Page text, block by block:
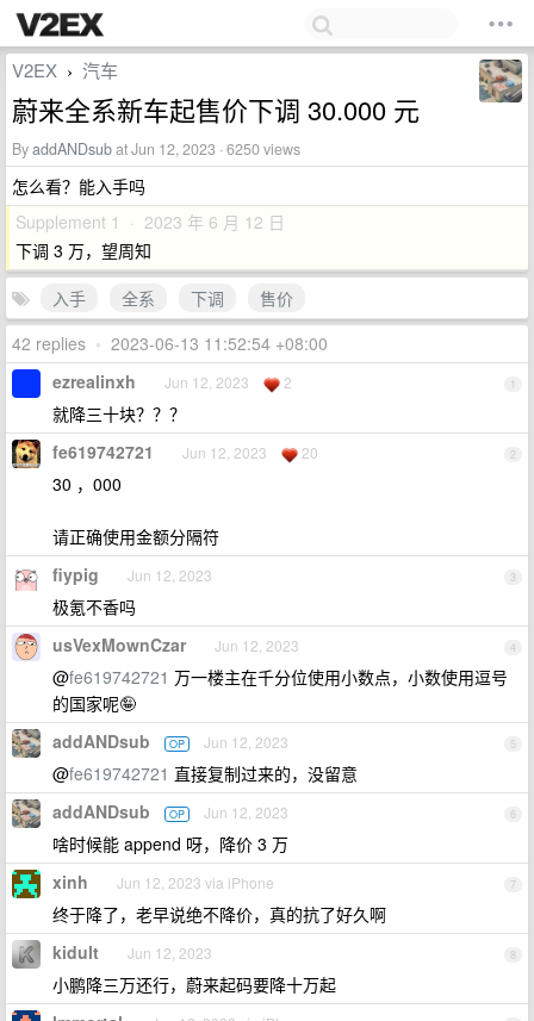
V2EX › 汽车
蔚来全系新车起售价下调 30.000 元
ByaddANDsubat Jun 12, 2023 · 6250 views
怎么看？能入手吗
Supplement 1 · 2023 年 6 月 12 日
下调 3 万，望周知
入手
全系 下调
售价
42 replies • 2023-06-13 11:52:54 +08:00
1
ezrealinxh Jun 12, 2023 2
就降三十块？？？
2
fe619742721 Jun 12, 2023 20
30 ，000
请正确使用金额分隔符
3
fiypig Jun 12, 2023
极氪不香吗
4
usVexMownCzar Jun 12, 2023
@fe619742721 万一楼主在千分位使用小数点，小数使用逗号
的国家呢🤪
5
addANDsub OP Jun 12, 2023
@fe619742721 直接复制过来的，没留意
6
addANDsub OP Jun 12, 2023
啥时候能 append 呀，降价 3 万
7
xinh Jun 12, 2023 via iPhone
终于降了，老早说绝不降价，真的抗了好久啊
8
kidult Jun 12, 2023
小鹏降三万还行，蔚来起码要降十万起